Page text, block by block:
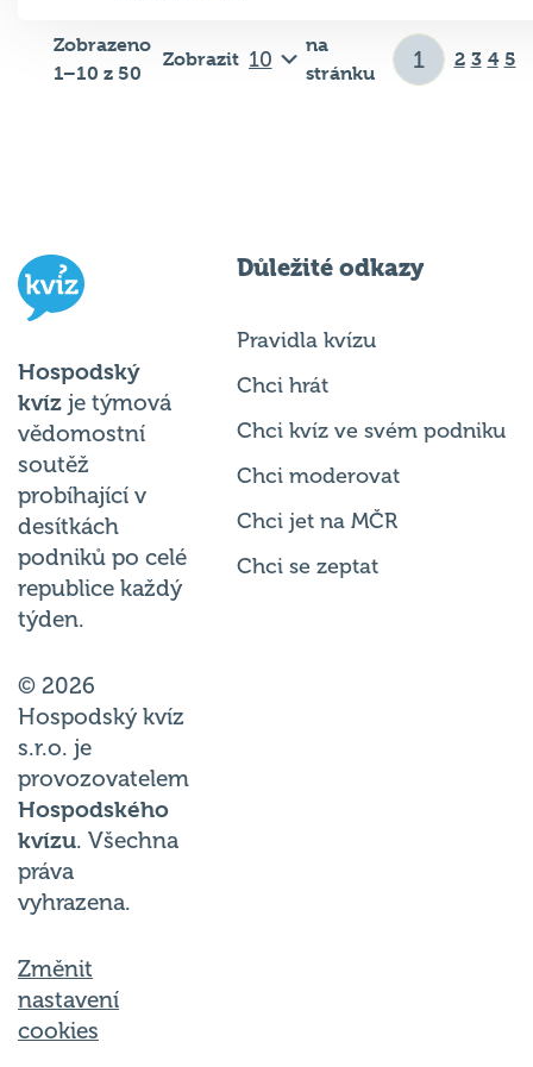
Zobrazeno
1–10 z 50
Zobrazit
na
stránku
2 3 4 5
Hospodský
kvíz je týmová
vědomostní
soutěž
probíhající v
desítkách
podniků po celé
republice každý
týden.
© 2026
Hospodský kvíz
s.r.o. je
provozovatelem
Hospodského
kvízu. Všechna
práva
vyhrazena.
Změnit
nastavení
cookies
Důležité odkazy
Pravidla kvízu
Chci hrát
Chci kvíz ve svém podniku
Chci moderovat
Chci jet na MČR
Chci se zeptat